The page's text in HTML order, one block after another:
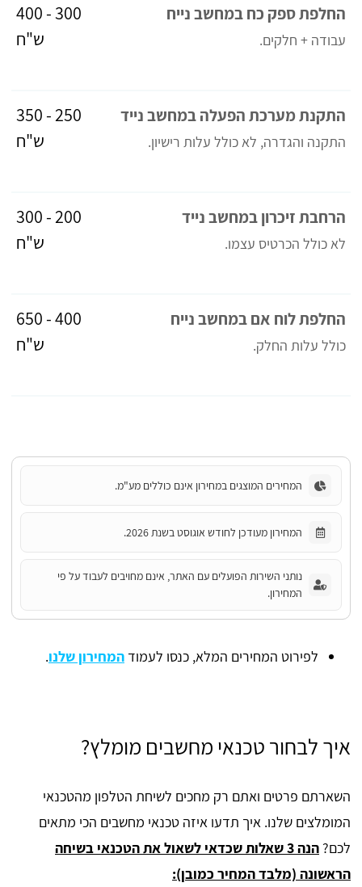
החלפת ספק כח במחשב נייח
עבודה + חלקים.
300 - 400
ש"ח
התקנת מערכת הפעלה במחשב נייד
התקנה והגדרה, לא כולל עלות רישיון.
250 - 350
ש"ח
הרחבת זיכרון במחשב נייד
לא כולל הכרטיס עצמו.
200 - 300
ש"ח
החלפת לוח אם במחשב נייח
כולל עלות החלק.
400 - 650
ש"ח
המחירים המוצגים במחירון אינם כוללים מע"מ.
המחירון מעודכן לחודש אוגוסט בשנת 2026.
נותני השירות הפועלים עם האתר, אינם מחויבים לעבוד על פי
המחירון.
לפירוט המחירים המלא, כנסו לעמוד המחירון שלנו.
איך לבחור טכנאי מחשבים מומלץ?
השארתם פרטים ואתם רק מחכים לשיחת הטלפון מהטכנאי
המומלצים שלנו. איך תדעו איזה טכנאי מחשבים הכי מתאים
לכם?
הנה 3 שאלות שכדאי לשאול את הטכנאי בשיחה
הראשונה (מלבד המחיר כמובן):